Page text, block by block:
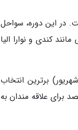
در این دوره، سواحل
کندی و نوارا الیا
برترین انتخاب
برای علاقه مندان به